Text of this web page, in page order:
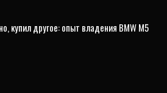
купил другое: опыт владения BMW M5